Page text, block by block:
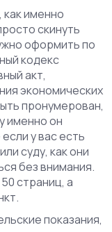
именно
скинуть
оформить по
кодекс
акт,
экономических
пронумерован,
именно он
у вас есть
суду, как они
без внимания.
страниц, а
показания,